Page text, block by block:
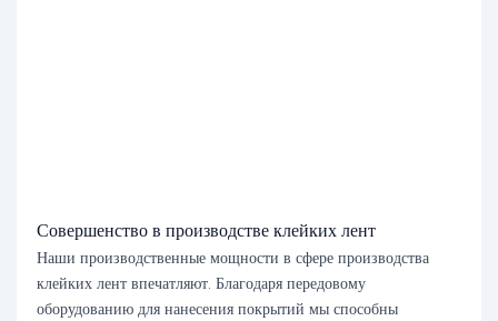
Совершенство в производстве клейких лент
Наши производственные мощности в сфере производства
клейких лент впечатляют. Благодаря передовому
оборудованию для нанесения покрытий мы способны